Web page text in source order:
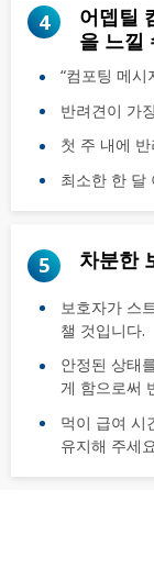
4
어뎁틸
을 느낄
“컴포팅 메시
반려견이 가
첫 주 내에
최소한 한 달
5 차분한
보호자가 스
챌 것입니다.
안정된 상태
게 함으로써
먹이 급여 시
유지해 주세